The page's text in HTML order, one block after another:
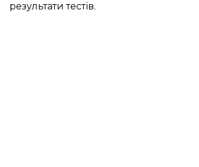
результати тестів.